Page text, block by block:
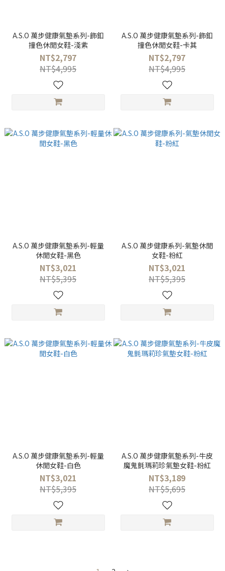
A.S.O 萬步健康氣墊系列-飾釦
撞色休閒女鞋-淺紫
NT$2,797
NT$4,995
A.S.O 萬步健康氣墊系列-飾釦
撞色休閒女鞋-卡其
NT$2,797
NT$4,995
A.S.O 萬步健康氣墊系列-輕量
休閒女鞋-黑色
NT$3,021
NT$5,395
A.S.O 萬步健康系列-氣墊休閒
女鞋-粉紅
NT$3,021
NT$5,395
A.S.O 萬步健康氣墊系列-輕量
休閒女鞋-白色
NT$3,021
NT$5,395
A.S.O 萬步健康氣墊系列-牛皮
魔鬼氈瑪莉珍氣墊女鞋-粉紅
NT$3,189
NT$5,695